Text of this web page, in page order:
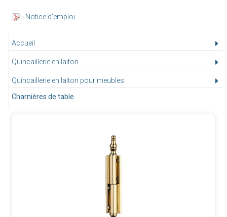
Accueil
Quincaillerie en laiton
Quincaillerie en laiton pour meubles
Charnières de table
- Notice d'emploi